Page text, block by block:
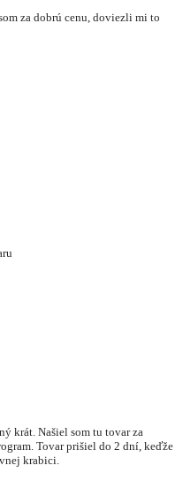
za dobrú cenu, doviezli mi to
krát. Našiel som tu tovar za
Tovar prišiel do 2 dní, keďže
krabici.